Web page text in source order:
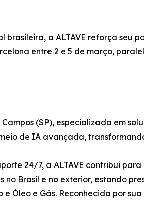
a ALTAVE reforça seu
entre 2 e 5 de março,
(SP), especializada em
de IA avançada,
24/7, a ALTAVE contribui
no Brasil e no exterior, estando
Óleo e Gás. Reconhecida por